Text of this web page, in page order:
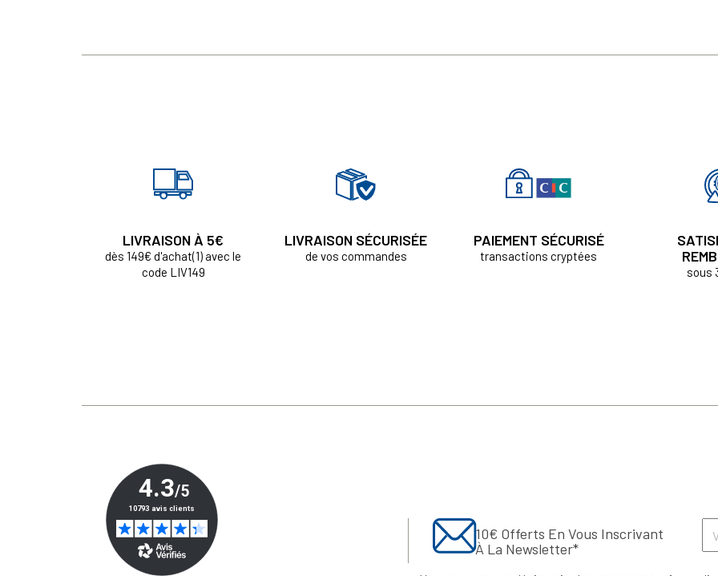
LIVRAISON À 5€
dès 149€ d'achat(1) avec le
code LIV149
LIVRAISON SÉCURISÉE
de vos commandes
PAIEMENT SÉCURISÉ
transactions cryptées
sous
10€ Offerts En Vous Inscrivant
À La Newsletter*